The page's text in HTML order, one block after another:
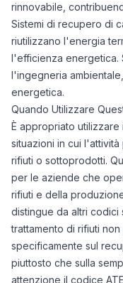
rinnovabile,
Sistemi di recupero di
riutilizzano l'energia
l'efficienza energetica.
l'ingegneria
energetica.
Quando Utilizzare
È appropriato utilizzare
situazioni in cui
rifiuti o sottoprodotti.
per le aziende che
rifiuti e della
distingue da altri codici
trattamento di rifiuti
specificamente sul
piuttosto che sulla
attenzione il codice